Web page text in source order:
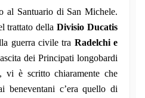
al Santuario di San Michele.
trattato dellaDivisio Ducatis
guerra civile tra Radelchi e
dei Principati longobardi
vi è scritto chiaramente che
beneventani c’era quello di